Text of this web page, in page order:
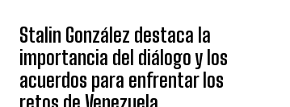
Stalin González destaca la
importancia del diálogo y los
acuerdos para enfrentar los